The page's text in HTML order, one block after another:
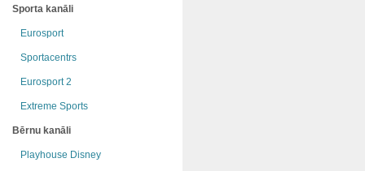
Sporta kanāli
Eurosport
Sportacentrs
Eurosport 2
Extreme Sports
Bērnu kanāli
Playhouse Disney